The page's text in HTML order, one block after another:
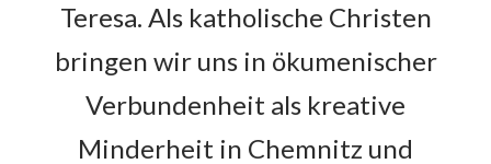
Teresa. Als katholische Christen
bringen wir uns in ökumenischer
Verbundenheit als kreative
Minderheit in Chemnitz und